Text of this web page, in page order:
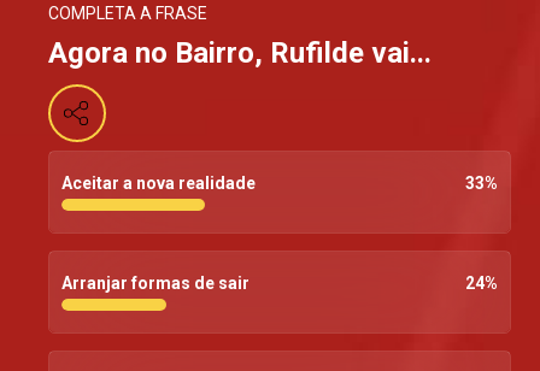
COMPLETA A FRASE
Agora no Bairro, Rufilde vai...
Aceitar a nova realidade 33%
Arranjar formas de sair 24%